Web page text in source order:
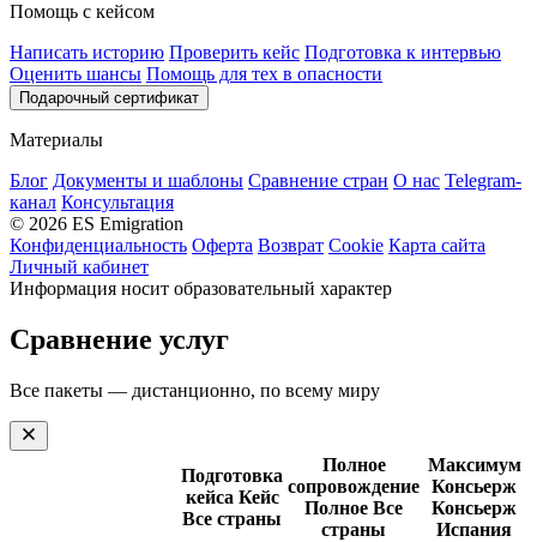
Помощь с кейсом
Написать историю Проверить кейс Подготовка к интервью
Оценить шансы Помощь для тех в опасности
Подарочный сертификат
Материалы
Блог Документы и шаблоны Сравнение стран О нас Telegram-
канал Консультация
© 2026 ES Emigration
Конфиденциальность Оферта Возврат Cookie Карта сайта
Личный кабинет
Информация носит образовательный характер
Сравнение услуг
Все пакеты — дистанционно, по всему миру
Подготовка
кейса Кейс
Все страны
Полное
сопровождение
Полное Все
страны
Максимум
Консьерж
Консьерж
Испания